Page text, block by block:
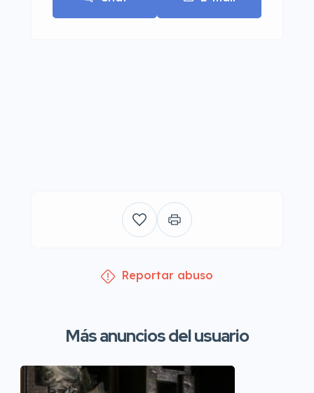
Reportar abuso
Más anuncios del usuario